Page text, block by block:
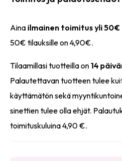
Aina ilmainen toimitus yli
50€ tilauksille on 4,90€.
Tilaamillasi tuotteilla on 14
Palautettavan tuotteen tulee
käyttämätön sekä
sinettien tulee olla ehjät.
toimituskuluina 4,90 €.